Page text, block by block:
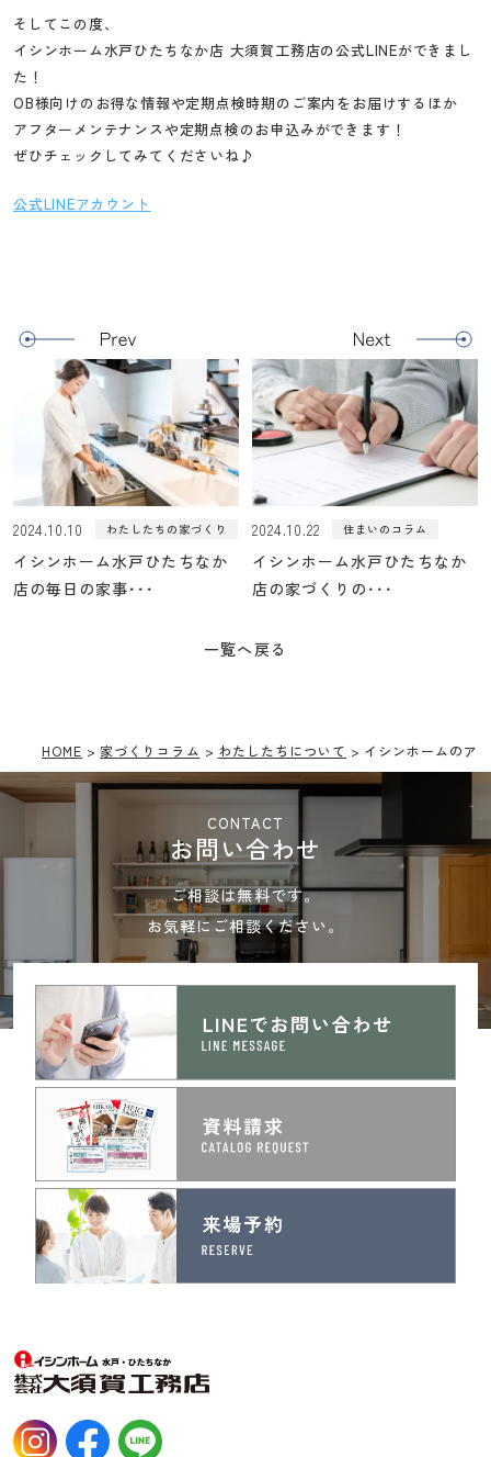
そしてこの度、
イシンホーム水戸ひたちなか店 大須賀工務店の公式LINEができまし
た！
OB様向けのお得な情報や定期点検時期のご案内をお届けするほか
アフターメンテナンスや定期点検のお申込みができます！
ぜひチェックしてみてくださいね♪
公式LINEアカウント
2024.10.10 わたしたちの家づくり
イシンホーム水戸ひたちなか
店の毎日の家事･･･
一覧へ戻る
2024.10.22 住まいのコラム
イシンホーム水戸ひたちなか
店の家づくりの･･･
HOME 家づくりコラム わたしたちについて イシンホームのア
CONTACT
お問い合わせ
ご相談は無料です。
お気軽にご相談ください。